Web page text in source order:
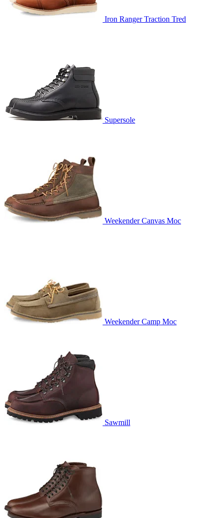
Iron Ranger Traction Tred
Supersole
Weekender Canvas Moc
Weekender Camp Moc
Sawmill